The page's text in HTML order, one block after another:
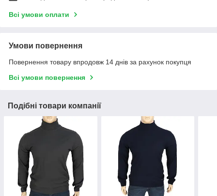
Всі умови оплати
Умови повернення
Повернення товару впродовж 14 днів за рахунок покупця
Всі умови повернення
Подібні товари компанії